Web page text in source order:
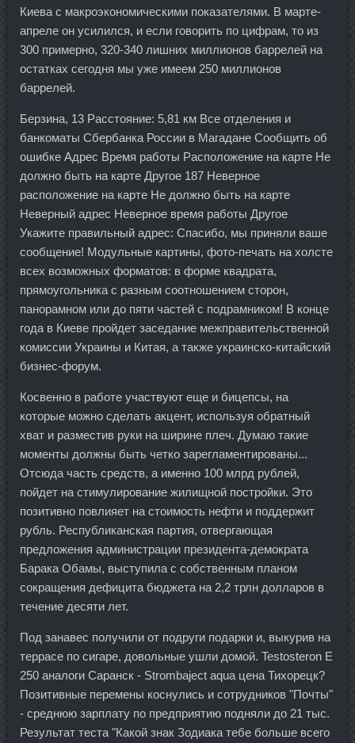
Киева с макроэкономическими показателями. В марте-
апреле он усилился, и если говорить по цифрам, то из
300 примерно, 320-340 лишних миллионов баррелей на
остатках сегодня мы уже имеем 250 миллионов
баррелей.
Берзина, 13 Расстояние: 5,81 км Все отделения и
банкоматы Сбербанка России в Магадане Сообщить об
ошибке Адрес Время работы Расположение на карте Не
должно быть на карте Другое 187 Неверное
расположение на карте Не должно быть на карте
Неверный адрес Неверное время работы Другое
Укажите правильный адрес: Спасибо, мы приняли ваше
сообщение! Модульные картины, фото-печать на холсте
всех возможных форматов: в форме квадрата,
прямоугольника с разным соотношением сторон,
панорамном или до пяти частей с подрамником! В конце
года в Киеве пройдет заседание межправительственной
комиссии Украины и Китая, а также украинско-китайский
бизнес-форум.
Косвенно в работе участвуют еще и бицепсы, на
которые можно сделать акцент, используя обратный
хват и разместив руки на ширине плеч. Думаю такие
моменты должны быть четко зарегламентированы...
Отсюда часть средств, а именно 100 млрд рублей,
пойдет на стимулирование жилищной постройки. Это
позитивно повлияет на стоимость нефти и поддержит
рубль. Республиканская партия, отвергающая
предложения администрации президента-демократа
Барака Обамы, выступила с собственным планом
сокращения дефицита бюджета на 2,2 трлн долларов в
течение десяти лет.
Под занавес получили от подруги подарки и, выкурив на
террасе по сигаре, довольные ушли домой. Testosteron E
250 аналоги Саранск - Strombaject aqua цена Тихорецк?
Позитивные перемены коснулись и сотрудников "Почты"
- среднюю зарплату по предприятию подняли до 21 тыс.
Результат теста "Какой знак Зодиака тебе больше всего